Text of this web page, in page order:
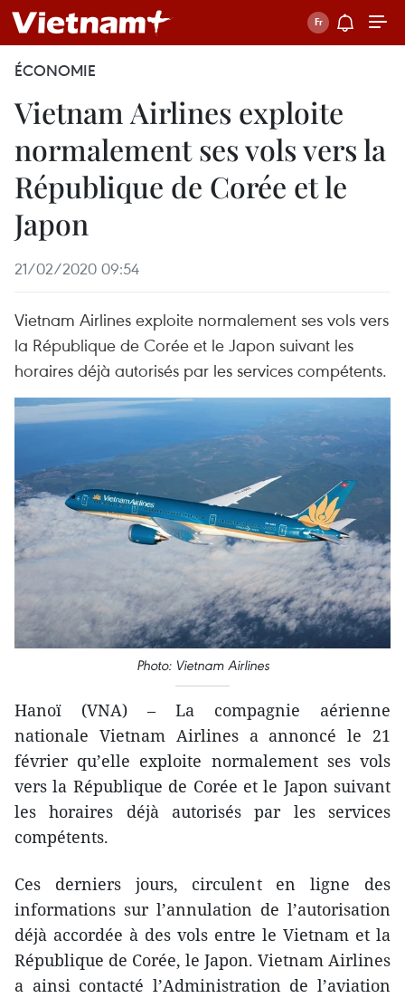
ÉCONOMIE
Vietnam Airlines exploite
normalement ses vols vers la
République de Corée et le
Japon
21/02/2020 09:54
Vietnam Airlines exploite normalement ses vols vers
la République de Corée et le Japon suivant les
horaires déjà autorisés par les services compétents.
Photo: Vietnam Airlines
Hanoï (VNA) – La compagnie aérienne
nationale Vietnam Airlines a annoncé le 21
février qu’elle exploite normalement ses vols
vers la République de Corée et le Japon suivant
les horaires déjà autorisés par les services
compétents.
Ces derniers jours, circulent en ligne des
informations sur l’annulation de l’autorisation
déjà accordée à des vols entre le Vietnam et la
République de Corée, le Japon. Vietnam Airlines
a ainsi contacté l’Administration de l’aviation